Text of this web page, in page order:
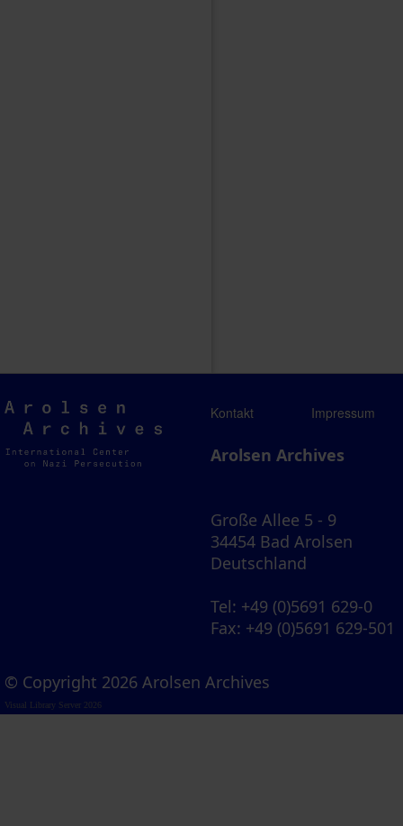
Arolsen
Archives
Kontakt Impressum
Arolsen Archives
Große Allee 5 - 9
34454 Bad Arolsen
Deutschland
Tel: +49 (0)5691 629-0
Fax: +49 (0)5691 629-501
© Copyright 2026 Arolsen Archives
Visual Library Server 2026